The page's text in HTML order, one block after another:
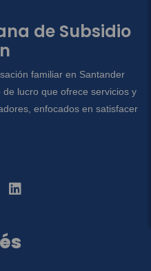
de Subsidio
familiar en Santander
lucro que ofrece servicios y
enfocados en satisfacer